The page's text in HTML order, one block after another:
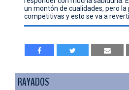
un montón de cualidades, pero la
competitivas y esto se va a
RAYADOS